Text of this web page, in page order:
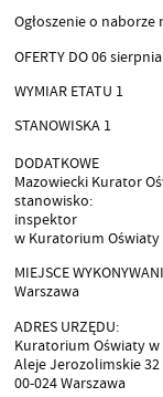
Ogłoszenie o naborze
OFERTY DO 06
WYMIAR ETATU 1
STANOWISKA 1
DODATKOWE
Mazowiecki Kurator
stanowisko:
inspektor
w Kuratorium Oświaty
MIEJSCE
Warszawa
ADRES URZĘDU:
Kuratorium Oświaty w
Aleje Jerozolimskie 32
00-024 Warszawa